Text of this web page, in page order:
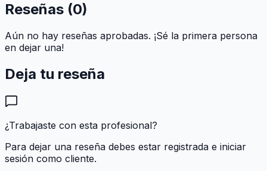
Reseñas (0)
Aún no hay reseñas aprobadas. ¡Sé la primera persona
en dejar una!
Deja tu reseña
¿Trabajaste con esta profesional?
Para dejar una reseña debes estar registrada e iniciar
sesión como cliente.